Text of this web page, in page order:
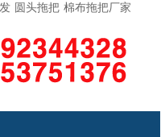
圆头拖把 棉布拖把厂家